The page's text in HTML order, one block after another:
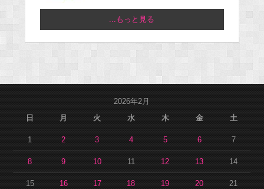
...もっと見る
2026年2月
日
月 火 水 木 金 土
1 2 3 4 5 6 7
8 9 10 11 12 13 14
15 16 17 18 19 20 21